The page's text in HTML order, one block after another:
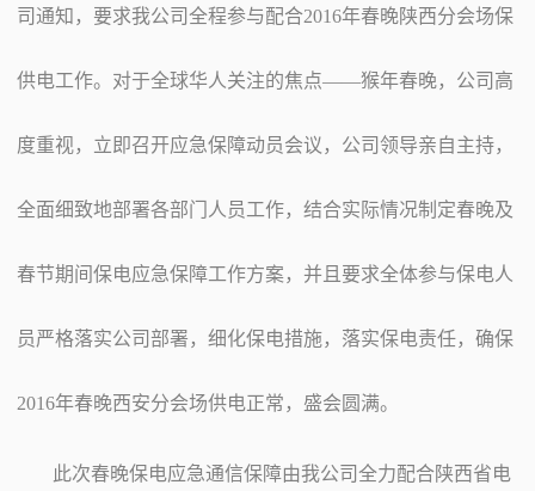
司通知，要求我公司全程参与配合2016年春晚陕西分会场保
供电工作。对于全球华人关注的焦点——猴年春晚，公司高
度重视，立即召开应急保障动员会议，公司领导亲自主持，
全面细致地部署各部门人员工作，结合实际情况制定春晚及
春节期间保电应急保障工作方案，并且要求全体参与保电人
员严格落实公司部署，细化保电措施，落实保电责任，确保
2016年春晚西安分会场供电正常，盛会圆满。
此次春晚保电应急通信保障由我公司全力配合陕西省电